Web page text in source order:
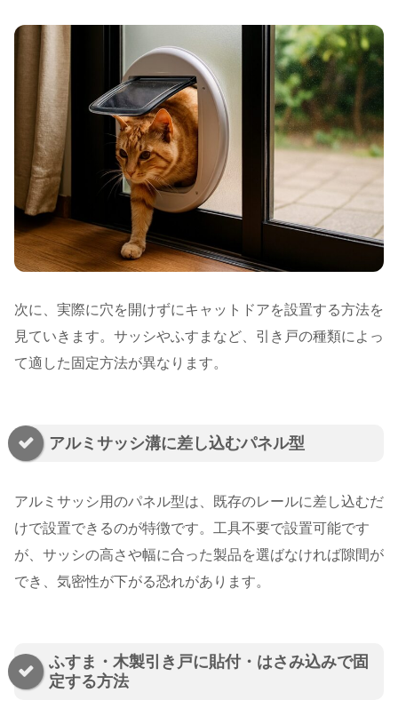
次に、実際に穴を開けずにキャットドアを設置する方法を
見ていきます。サッシやふすまなど、引き戸の種類によっ
て適した固定方法が異なります。
アルミサッシ溝に差し込むパネル型
アルミサッシ用のパネル型は、既存のレールに差し込むだ
けで設置できるのが特徴です。工具不要で設置可能です
が、サッシの高さや幅に合った製品を選ばなければ隙間が
でき、気密性が下がる恐れがあります。
ふすま・木製引き戸に貼付・はさみ込みで固
定する方法